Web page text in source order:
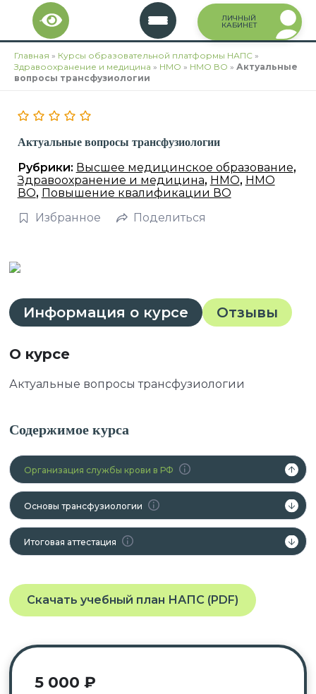
Перейти
содержимому
ЛИЧНЫЙ
КАБИНЕТ
Главная » Курсы образовательной платформы НАПС »
Здравоохранение и медицина » НМО » НМО ВО » Актуальные
вопросы трансфузиологии
Актуальные вопросы трансфузиологии
Рубрики: Высшее медицинское образование,
Здравоохранение и медицина, НМО, НМО
ВО, Повышение квалификации ВО
Избранное
Поделиться
Информация о курсе Отзывы
О курсе
Актуальные вопросы трансфузиологии
Содержимое курса
Организация службы крови в РФ
Основы трансфузиологии
Итоговая аттестация
Скачать учебный план НАПС (PDF)
5 000 ₽